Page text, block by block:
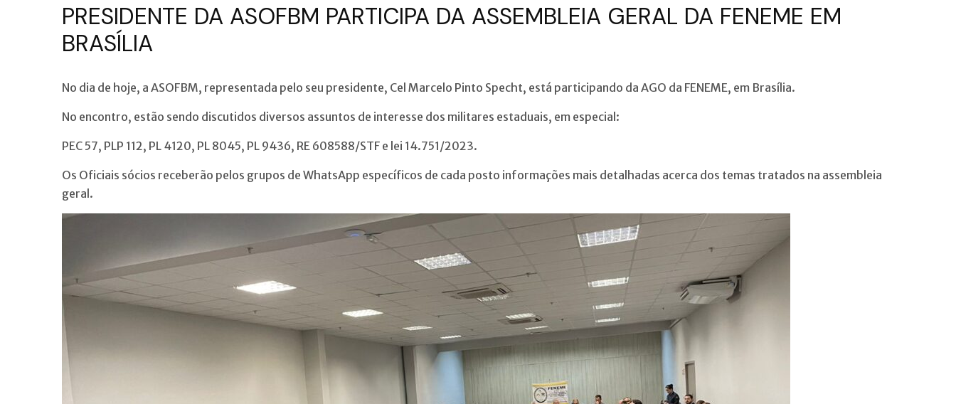
PRESIDENTE DA ASOFBM PARTICIPA DA ASSEMBLEIA GERAL DA FENEME EM
BRASÍLIA
No dia de hoje, a ASOFBM, representada pelo seu presidente, Cel Marcelo Pinto Specht, está participando da AGO da FENEME, em Brasília.
No encontro, estão sendo discutidos diversos assuntos de interesse dos militares estaduais, em especial:
PEC 57, PLP 112, PL 4120, PL 8045, PL 9436, RE 608588/STF e lei 14.751/2023.
Os Oficiais sócios receberão pelos grupos de WhatsApp específicos de cada posto informações mais detalhadas acerca dos temas tratados na assembleia
geral.